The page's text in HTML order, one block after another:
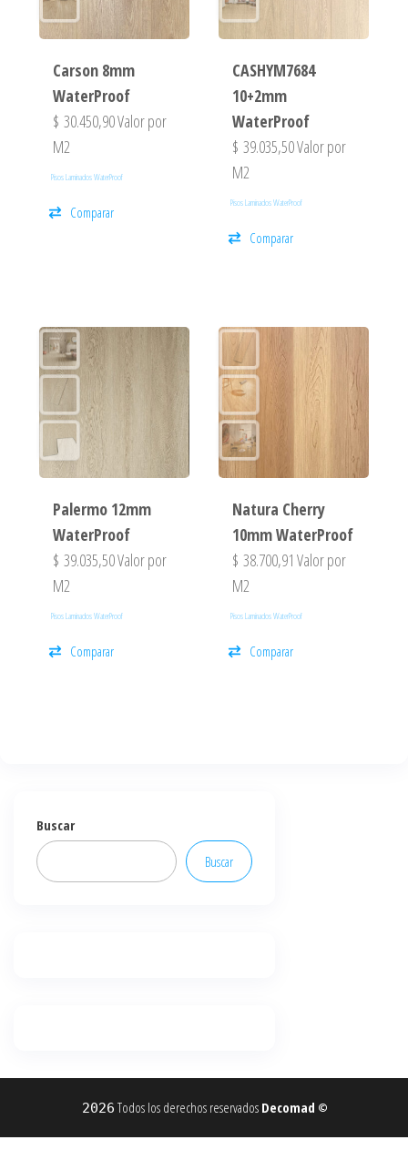
Carson 8mm
WaterProof
$ 30.450,90Valor por
M2
Pisos Laminados WaterProof
Comparar
CASHYM7684
10+2mm
WaterProof
$ 39.035,50Valor por
M2
Pisos Laminados WaterProof
Comparar
Palermo 12mm
WaterProof
$ 39.035,50Valor por
M2
Pisos Laminados WaterProof
Comparar
Natura Cherry
10mm WaterProof
$ 38.700,91 Valor por
M2
Pisos Laminados WaterProof
Comparar
Buscar
Buscar
2026 Todos los derechos reservados Decomad ©